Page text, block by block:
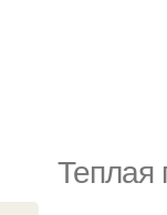
Теплая